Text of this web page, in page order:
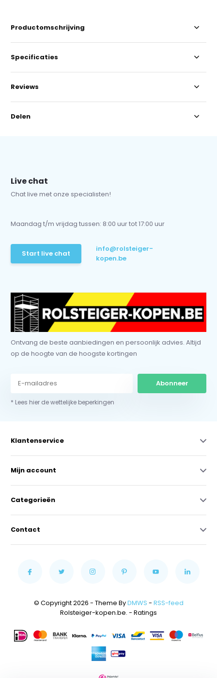
Productomschrijving
Specificaties
Reviews
Delen
Live chat
Chat live met onze specialisten!
Maandag t/m vrijdag tussen: 8:00 uur tot 17:00 uur
Start live chat
info@rolsteiger-
kopen.be
Ontvang de beste aanbiedingen en persoonlijk advies. Altijd
op de hoogte van de hoogste kortingen
Abonneer
* Lees hier de wettelijke beperkingen
Klantenservice
Mijn account
Categorieën
Contact
© Copyright 2026 - Theme ByDMWS - RSS-feed
Rolsteiger-kopen.be. - Ratings